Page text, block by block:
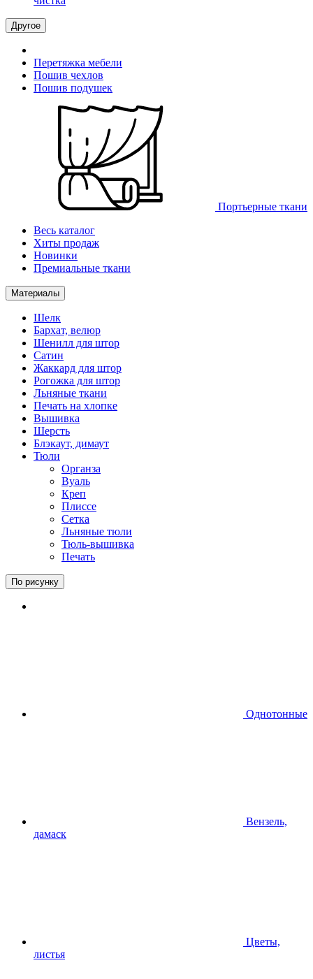
Другое
Перетяжка мебели
Пошив чехлов
Пошив подушек
Портьерные ткани
Весь каталог
Хиты продаж
Новинки
Премиальные ткани
Материалы
Шелк
Бархат, велюр
Шенилл для штор
Сатин
Жаккард для штор
Рогожка для штор
Льняные ткани
Печать на хлопке
Вышивка
Шерсть
Блэкаут, димаут
Тюли
Органза
Вуаль
Креп
Плиссе
Сетка
Льняные тюли
Тюль-вышивка
Печать
По рисунку
Однотонные
Вензель,
дамаск
Цветы,
листья